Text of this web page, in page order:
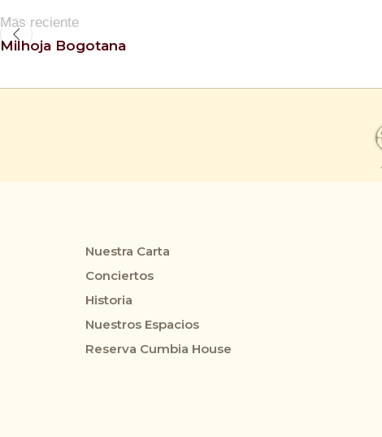
Mas reciente
Milhoja Bogotana
Nuestra Carta
Conciertos
Historia
Nuestros Espacios
Reserva Cumbia House